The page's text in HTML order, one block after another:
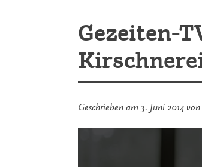
Gezeiten-
Geschrieben am 3. Juni 2014 von